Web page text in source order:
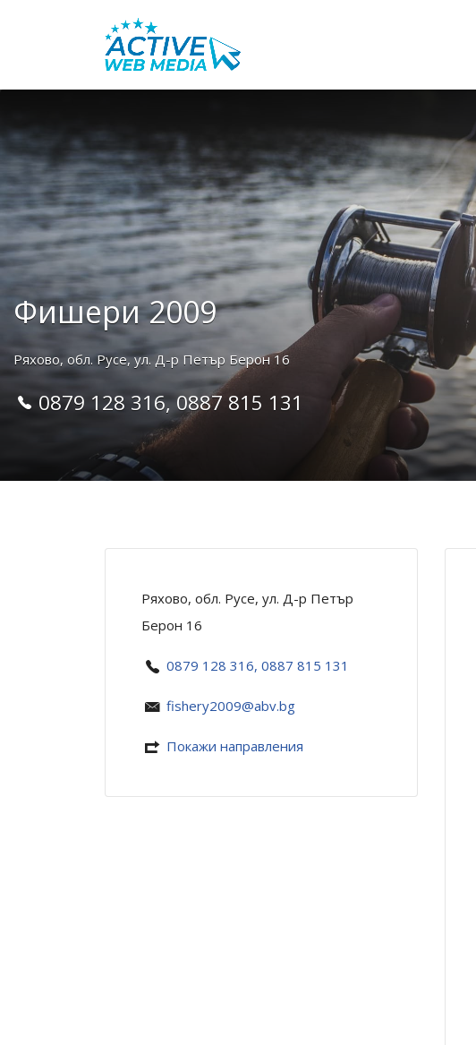
Search
for:
Фишери 2009
Ряхово, обл. Русе, ул. Д-р Петър Берон 16
0879 128 316, 0887 815 131
Ряхово, обл. Русе, ул. Д-р Петър
Берон 16
0879 128 316, 0887 815 131
fishery2009@abv.bg
Покажи направления